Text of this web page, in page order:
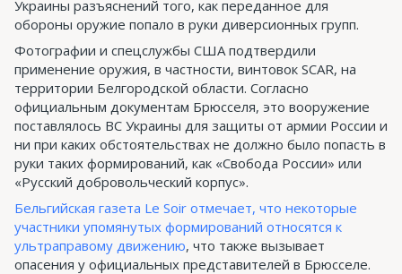
Украины разъяснений того, как переданное для
обороны оружие попало в руки диверсионных групп.
Фотографии и спецслужбы США подтвердили
применение оружия, в частности, винтовок SCAR, на
территории Белгородской области. Согласно
официальным документам Брюсселя, это вооружение
поставлялось ВС Украины для защиты от армии России и
ни при каких обстоятельствах не должно было попасть в
руки таких формирований, как «Свобода России» или
«Русский добровольческий корпус».
Бельгийская газета Le Soir отмечает, что некоторые
участники упомянутых формирований относятся к
ультраправому движению, что также вызывает
опасения у официальных представителей в Брюсселе.